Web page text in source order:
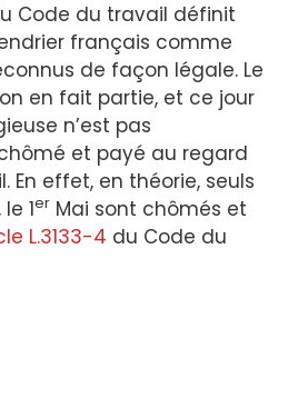
Code du travail définit
français comme
de façon légale. Le
en fait partie, et ce jour
n’est pas
et payé au regard
En effet, en théorie, seuls
1er Mai sont chômés et
L.3133-4 du Code du